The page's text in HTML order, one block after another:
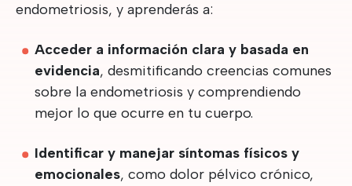
endometriosis, y aprenderás a:
Acceder a información clara y basada en
evidencia, desmitificando creencias comunes
sobre la endometriosis y comprendiendo
mejor lo que ocurre en tu cuerpo.
Identificar y manejar síntomas físicos y
emocionales, como dolor pélvico crónico,